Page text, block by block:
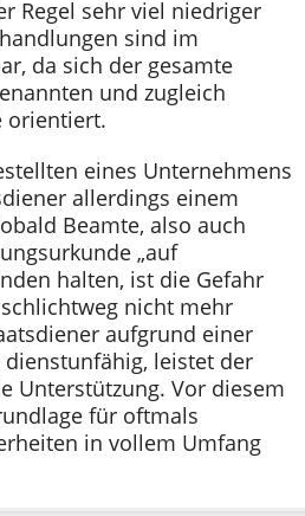
Regel sehr viel niedriger
sind im
da sich der gesamte
und zugleich
orientiert.
eines Unternehmens
allerdings einem
Beamte, also auch
„auf
halten, ist die Gefahr
nicht mehr
aufgrund einer
dienstunfähig, leistet der
Unterstützung. Vor diesem
für oftmals
in vollem Umfang